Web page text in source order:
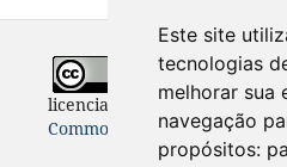
Este site
tecnologias
melhorar sua
navegação
propósitos:
Todo o
licenciado sob aLicença
Commons 4.0 (CC BY 4.0)